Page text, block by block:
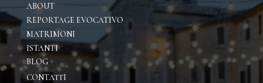
ABOUT
REPORTAGE EVOCATIVO
MATRIMONI
ISTANTI
BLOG
CONTATTI